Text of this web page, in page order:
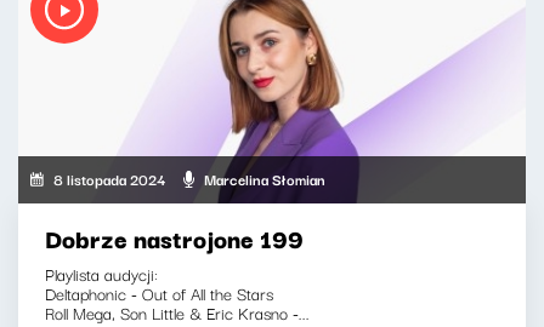
8 listopada 2024 Marcelina Słomian
Dobrze nastrojone 199
Playlista audycji:
Deltaphonic - Out of All the Stars
Roll Mega, Son Little & Eric Krasno -...